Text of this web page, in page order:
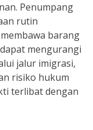
Penumpang
rutin
barang
mengurangi
jalur imigrasi,
risiko hukum
terlibat dengan